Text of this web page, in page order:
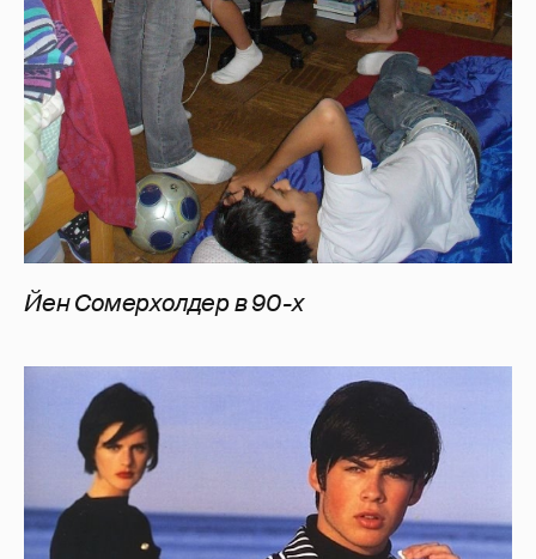
Йен Сомерхолдер в 90-х